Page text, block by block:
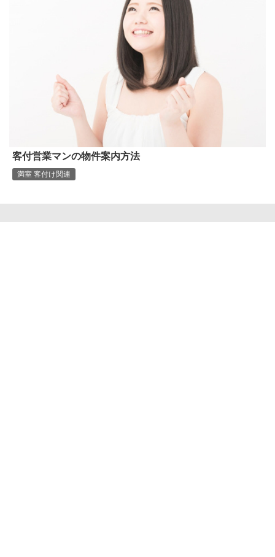
客付営業マンの物件案内方法
満室 客付け関連